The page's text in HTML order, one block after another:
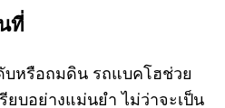
ที่
หรือถมดิน รถแบคโฮช่วย
ยบอย่างแม่นยำ ไม่ว่าจะเป็น